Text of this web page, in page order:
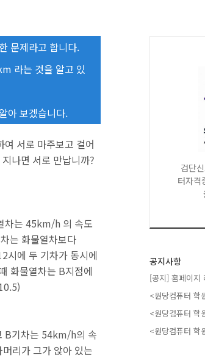
문제라고 합니다.
라는 것을 알고 있
아 보겠습니다.
서로 마주보고 걸어
나면 서로 만납니까?
차는 45km/h 의 속도
는 화물열차보다
시에 두 기차가 동시에
화물열차는 B지점에
B기차는 54km/h의 속
리가 그가 앉아 있는
검단
터자
공지사항
[공지] 홈페이지
<원당컴퓨터 학
<원당컴퓨터 학
<원당컴퓨터 학